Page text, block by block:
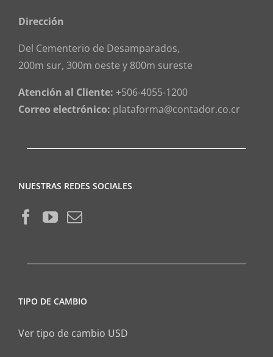
Dirección
Del Cementerio de Desamparados,
200m sur, 300m oeste y 800m sureste
Atención al Cliente: +506-4055-1200
Correo electrónico: plataforma@contador.co.cr
NUESTRAS REDES SOCIALES
TIPO DE CAMBIO
Ver tipo de cambio USD